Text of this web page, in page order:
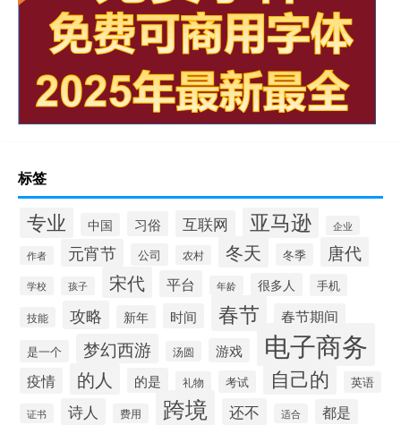
标签
专业 中国 习俗 互联网 亚马逊 企业
作者 元宵节 公司 农村 冬天 冬季 唐代
学校 孩子 宋代 平台 年龄 很多人 手机
技能 攻略 新年 时间 春节 春节期间
是一个 梦幻西游 汤圆 游戏 电子商务
疫情 的人 的是 礼物 考试 自己的 英语
证书 诗人 费用 跨境 还不 适合 都是